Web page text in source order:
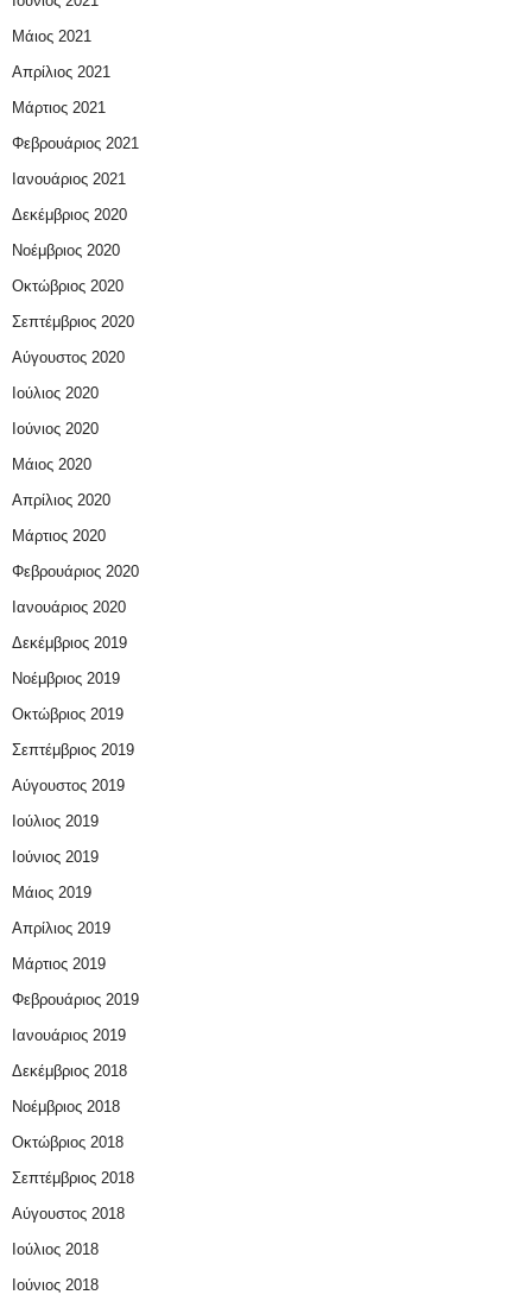
Μάιος 2021
Απρίλιος 2021
Μάρτιος 2021
Φεβρουάριος 2021
Ιανουάριος 2021
Δεκέμβριος 2020
Νοέμβριος 2020
Οκτώβριος 2020
Σεπτέμβριος 2020
Αύγουστος 2020
Ιούλιος 2020
Ιούνιος 2020
Μάιος 2020
Απρίλιος 2020
Μάρτιος 2020
Φεβρουάριος 2020
Ιανουάριος 2020
Δεκέμβριος 2019
Νοέμβριος 2019
Οκτώβριος 2019
Σεπτέμβριος 2019
Αύγουστος 2019
Ιούλιος 2019
Ιούνιος 2019
Μάιος 2019
Απρίλιος 2019
Μάρτιος 2019
Φεβρουάριος 2019
Ιανουάριος 2019
Δεκέμβριος 2018
Νοέμβριος 2018
Οκτώβριος 2018
Σεπτέμβριος 2018
Αύγουστος 2018
Ιούλιος 2018
Ιούνιος 2018